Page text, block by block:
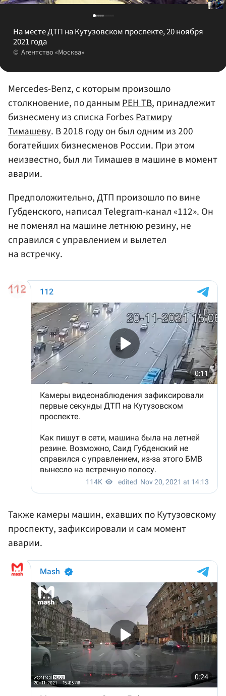
На месте ДТП на Кутузовском проспекте, 20 ноября
2021 года
Агентство «Москва»
Mercedes-Benz, с которым произошло
столкновение, по даннымРЕН ТВ, принадлежит
бизнесмену из списка ForbesРатмиру
Тимашеву. В 2018 году он был одним из 200
богатейших бизнесменов России. При этом
неизвестно, был ли Тимашев в машине в момент
аварии.
Предположительно, ДТП произошло по вине
Губденского, написал Telegram-канал «112». Он
не поменял на машине летнюю резину, не
справился с управлением и вылетел
на встречку.
Также камеры машин, ехавших по Кутузовскому
проспекту, зафиксировали и сам момент
аварии.